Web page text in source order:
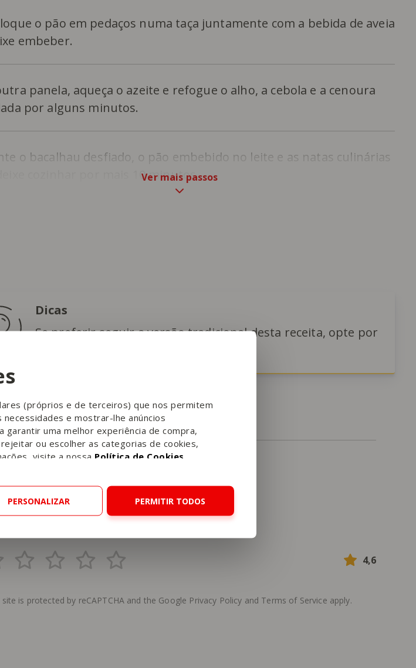
(próprios e de terceiros) que nos permitem
e mostrar-lhe anúncios
uma melhor experiência de compra,
ou escolher as categorias de cookies,
visite a nossa Política de Cookies
PERSONALIZAR PERMITIR TODOS
o pão em pedaços numa taça juntamente com a bebida de aveia
embeber.
panela, aqueça o azeite e refogue o alho, a cebola e a cenoura
por alguns minutos.
o bacalhau desfiado, o pão embebido no leite e as natas culinárias
deixe cozinhar por mais 10 minutos.
Ver mais passos
Dicas
Se preferir seguir a versão tradicional desta receita, opte por
nos o que achou!
4,6
site is protected by reCAPTCHA and the Google Privacy Policy and Terms of Service apply.